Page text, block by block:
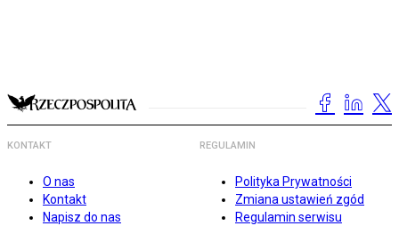
KONTAKT
O nas
Kontakt
Napisz do nas
REGULAMIN
Polityka Prywatności
Zmiana ustawień zgód
Regulamin serwisu